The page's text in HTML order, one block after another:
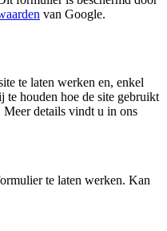
van Google.
te laten werken en, enkel
te houden hoe de site gebruikt
details vindt u in ons
te laten werken. Kan